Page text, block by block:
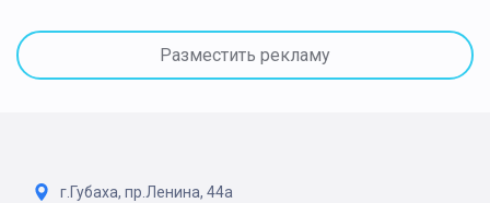
Разместить рекламу
г.Губаха, пр.Ленина, 44а